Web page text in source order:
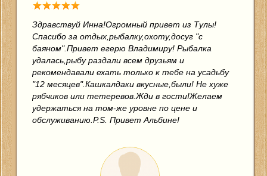
Здравствуй Инна!Огромный привет из Тулы!
Спасибо за отдых,рыбалку,охоту,досуг "с
баяном".Привет егерю Владимиру! Рыбалка
удалась,рыбу раздали всем друзьям и
рекомендавали ехать только к тебе на усадьбу
"12 месяцев".Кашкалдаки вкусные,были! Не хуже
рябчиков или тетеревов.Жди в гости!Желаем
удержаться на том-же уровне по цене и
обслуживанию.P.S. Привет Альбине!